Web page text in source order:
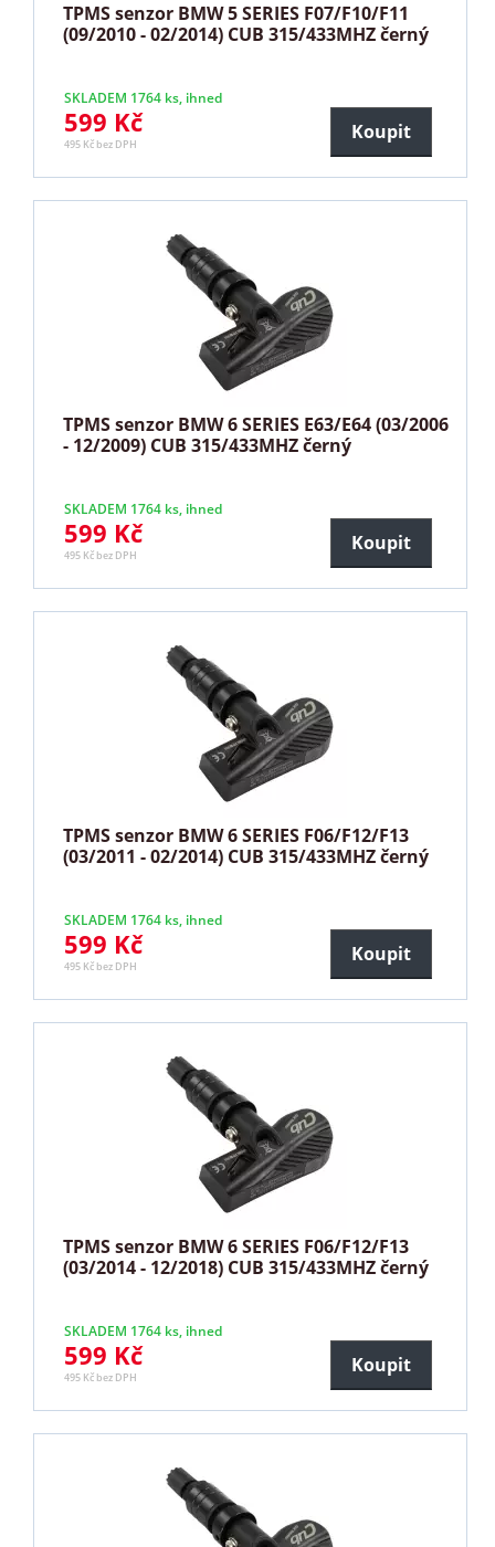
TPMS senzor BMW 5 SERIES F07/F10/F11
(09/2010 - 02/2014) CUB 315/433MHZ černý
SKLADEM 1764 ks, ihned
599 Kč
495 Kč bez DPH
Koupit
TPMS senzor BMW 6 SERIES E63/E64 (03/2006
- 12/2009) CUB 315/433MHZ černý
SKLADEM 1764 ks, ihned
599 Kč
495 Kč bez DPH
Koupit
TPMS senzor BMW 6 SERIES F06/F12/F13
(03/2011 - 02/2014) CUB 315/433MHZ černý
SKLADEM 1764 ks, ihned
599 Kč
495 Kč bez DPH
Koupit
TPMS senzor BMW 6 SERIES F06/F12/F13
(03/2014 - 12/2018) CUB 315/433MHZ černý
SKLADEM 1764 ks, ihned
599 Kč
495 Kč bez DPH
Koupit